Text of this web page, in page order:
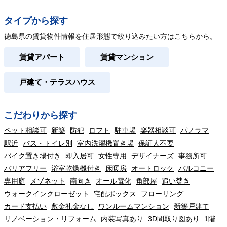
タイプから探す
徳島県の賃貸物件情報を住居形態で絞り込みたい方はこちらから。
賃貸アパート 賃貸マンション
戸建て・テラスハウス
こだわりから探す
ペット相談可 新築 防犯 ロフト 駐車場 楽器相談可 パノラマ
駅近
バス・トイレ別 室内洗濯機置き場 保証人不要
バイク置き場付き
即入居可 女性専用 デザイナーズ 事務所可
バリアフリー
浴室乾燥機付き 床暖房 オートロック
バルコニー
専用庭
メゾネット 南向き オール電化 角部屋
追い焚き
ウォークインクローゼット
宅配ボックス
フローリング
カード支払い 敷金礼金なし ワンルームマンション
新築戸建て
リノベーション・リフォーム
内装写真あり 3D間取り図あり
1階